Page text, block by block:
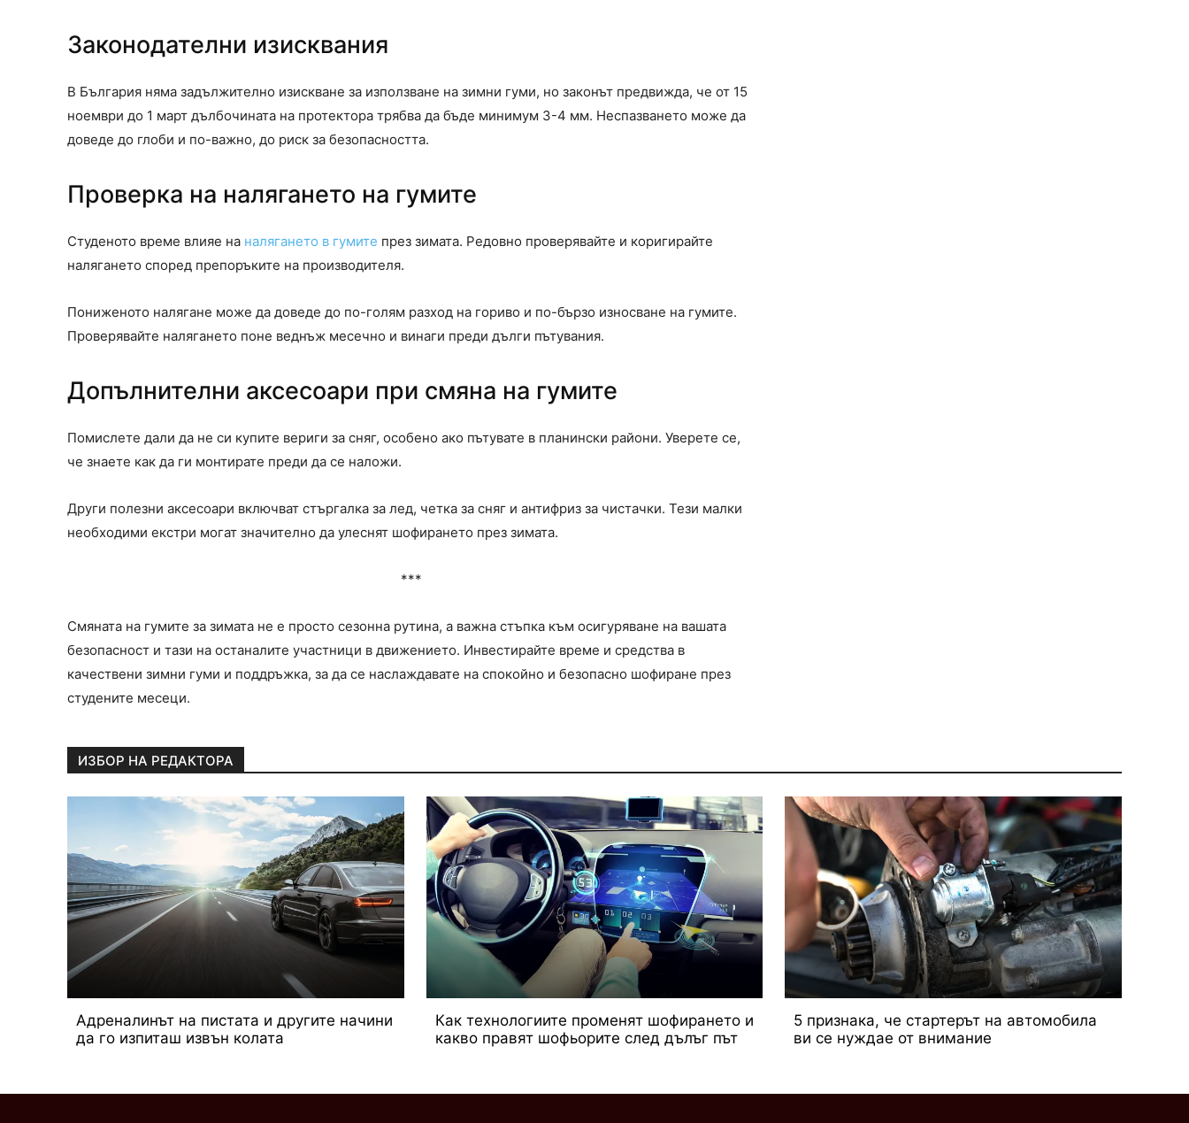
Законодателни изисквания
В България няма задължително изискване за използване на зимни гуми, но законът предвижда, че от 15
ноември до 1 март дълбочината на протектора трябва да бъде минимум 3-4 мм. Неспазването може да
доведе до глоби и по-важно, до риск за безопасността.
Проверка на налягането на гумите
Студеното време влияе на налягането в гумите през зимата. Редовно проверявайте и коригирайте
налягането според препоръките на производителя.
Пониженото налягане може да доведе до по-голям разход на гориво и по-бързо износване на гумите.
Проверявайте налягането поне веднъж месечно и винаги преди дълги пътувания.
Допълнителни аксесоари при смяна на гумите
Помислете дали да не си купите вериги за сняг, особено ако пътувате в планински райони. Уверете се,
че знаете как да ги монтирате преди да се наложи.
Други полезни аксесоари включват стъргалка за лед, четка за сняг и антифриз за чистачки. Тези малки
необходими екстри могат значително да улеснят шофирането през зимата.
***
Смяната на гумите за зимата не е просто сезонна рутина, а важна стъпка към осигуряване на вашата
безопасност и тази на останалите участници в движението. Инвестирайте време и средства в
качествени зимни гуми и поддръжка, за да се наслаждавате на спокойно и безопасно шофиране през
студените месеци.
ИЗБОР НА РЕДАКТОРА
Адреналинът на пистата и другите начини
да го изпиташ извън колата
Как технологиите променят шофирането и
какво правят шофьорите след дълъг път
5 признака, че стартерът на автомобила
ви се нуждае от внимание